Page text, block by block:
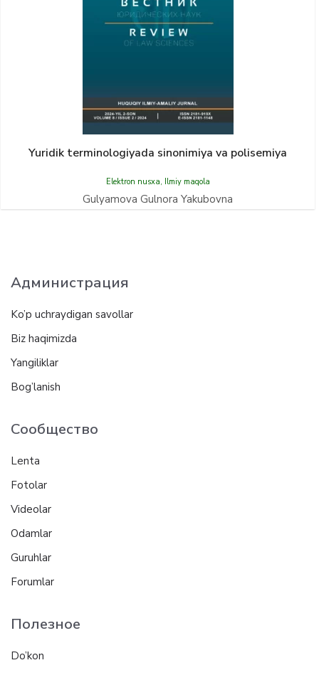
Yuridik terminologiyada sinonimiya va polisemiya
Elektron nusxa, Ilmiy maqola
Gulyamova Gulnora Yakubovna
Администрация
Ko’p uchraydigan savollar
Biz haqimizda
Yangiliklar
Bog’lanish
Сообщество
Lenta
Fotolar
Videolar
Odamlar
Guruhlar
Forumlar
Полезное
Do’kon